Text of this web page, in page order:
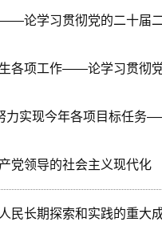
论学习贯彻党的二十届
各项工作——论学习贯彻
力实现今年各项目标任
党领导的社会主义现代化
民长期探索和实践的重大